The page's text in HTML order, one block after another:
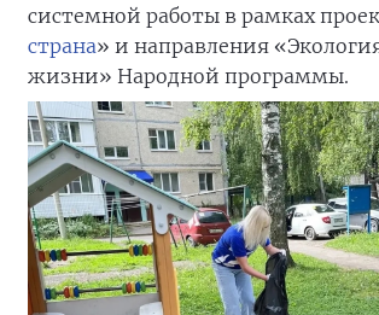
системной работы в рамках
страна» и направления
жизни» Народной программы.